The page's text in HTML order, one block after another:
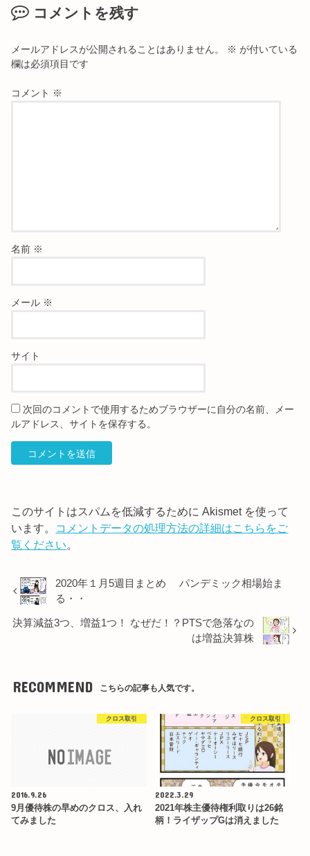
コメントを残す
メールアドレスが公開されることはありません。 ※ が付いている
欄は必須項目です
コメント ※
名前 ※
メール ※
サイト
次回のコメントで使用するためブラウザーに自分の名前、メー
ルアドレス、サイトを保存する。
このサイトはスパムを低減するために Akismet を使って
います。 コメントデータの処理方法の詳細はこちらをご
覧ください。
2020年１月5週目まとめ パンデミック相場始ま
る・・
決算減益3つ、増益1つ！ なぜだ！？PTSで急落なの
は増益決算株
RECOMMEND こちらの記事も人気です。
クロス取引
2016.9.26
9月優待株の早めのクロス、入れ
てみました
クロス取引
2022.3.29
2021年株主優待権利取りは26銘
柄！ライザップGは消えました